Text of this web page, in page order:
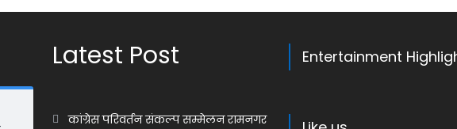
Latest Post
कांग्रेस परिवर्तन संकल्प सम्मेलन रामनगर
Entertainment